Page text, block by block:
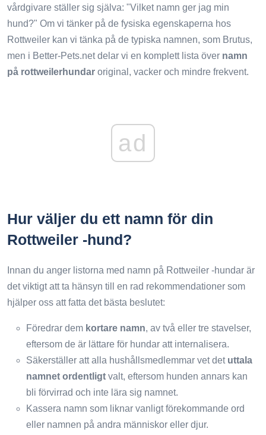
vårdgivare ställer sig själva: "Vilket namn ger jag min
hund?" Om vi ​​tänker på de fysiska egenskaperna hos
Rottweiler kan vi tänka på de typiska namnen, som Brutus,
men i Better-Pets.net delar vi en komplett lista över namn
på rottweilerhundar original, vacker och mindre frekvent.
ad
Hur väljer du ett namn för din
Rottweiler -hund?
Innan du anger listorna med namn på Rottweiler -hundar är
det viktigt att ta hänsyn till en rad rekommendationer som
hjälper oss att fatta det bästa beslutet:
Föredrar dem kortare namn, av två eller tre stavelser,
eftersom de är lättare för hundar att internalisera.
Säkerställer att alla hushållsmedlemmar vet det uttala
namnet ordentligt valt, eftersom hunden annars kan
bli förvirrad och inte lära sig namnet.
Kassera namn som liknar vanligt förekommande ord
eller namnen på andra människor eller djur.